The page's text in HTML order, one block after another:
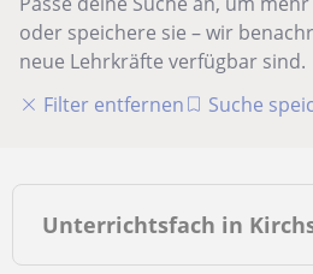
oder speichere sie – wir
neue Lehrkräfte verfügbar sind.
Filter entfernen
Suche
Unterrichtsfach in